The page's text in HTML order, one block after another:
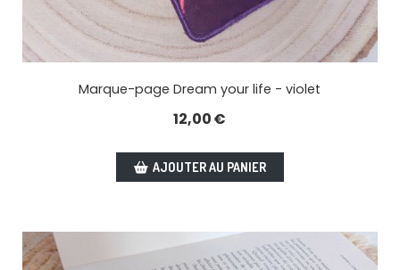
Marque-page Dream your life - violet
12,00€
AJOUTER AU PANIER